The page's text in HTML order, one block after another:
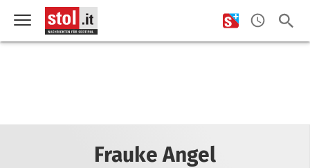
Frauke Angel